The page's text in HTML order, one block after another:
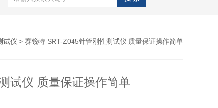
试仪 > 赛锐特 SRT-Z045针管刚性测试仪 质量保证操作简单
试仪 质量保证操作简单